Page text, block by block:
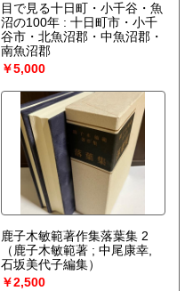
目で見る十日町・小千谷・魚
沼の100年 : 十日町市・小千
谷市・北魚沼郡・中魚沼郡・
南魚沼郡
￥5,000
鹿子木敏範著作集落葉集 2
（鹿子木敏範著 ; 中尾康幸,
石坂美代子編集）
￥2,500